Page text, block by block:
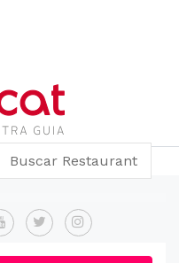
Buscar Restaurant